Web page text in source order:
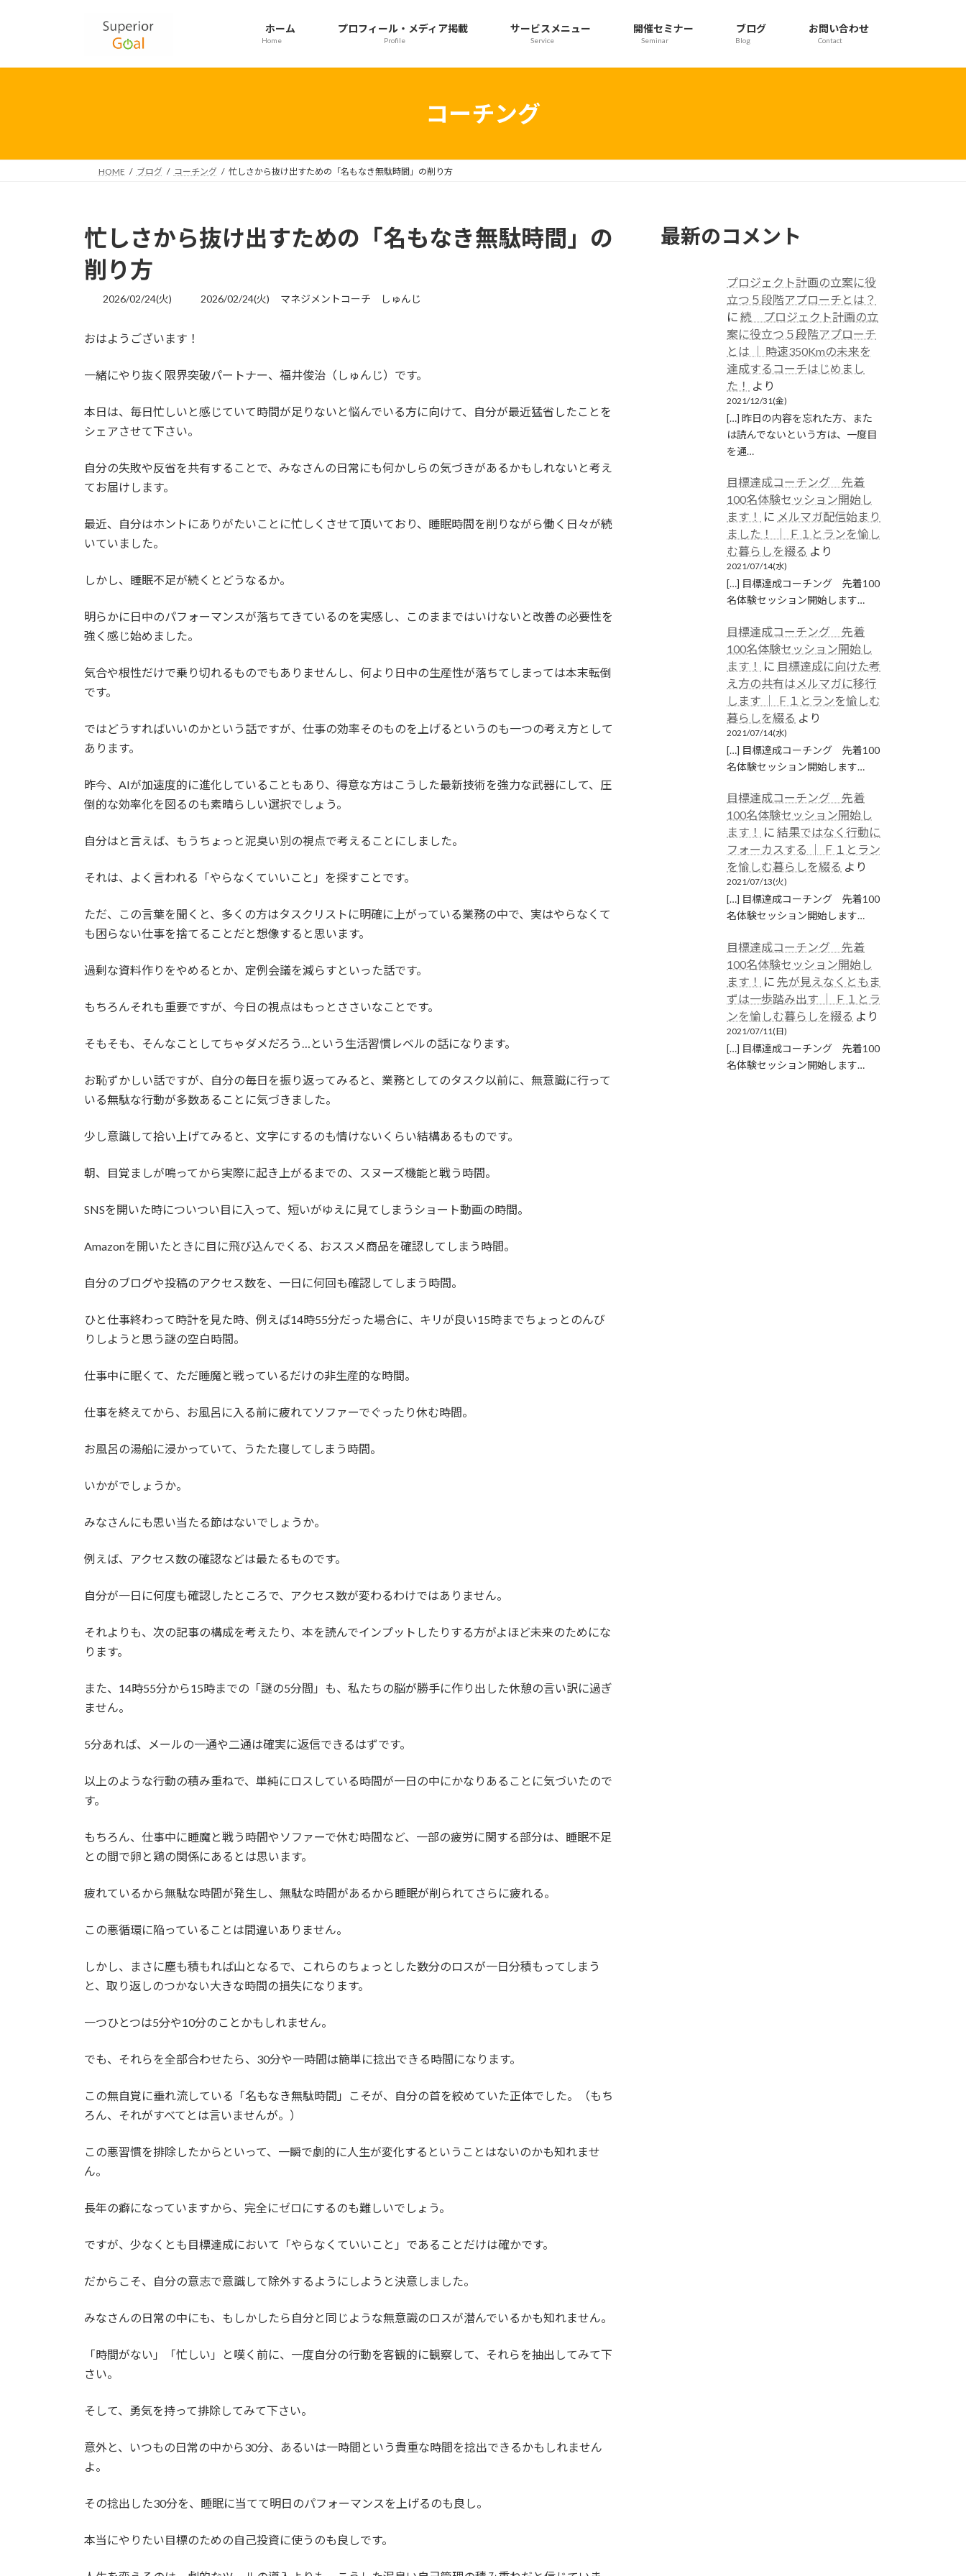
プ
動
ホーム
Home
プロフィール・メディア掲載
Profile
サービスメニュー
Service
開催セミナー
Seminar
ブログ
Blog
お問い合わせ
Contact
コーチング
HOME ブログ コーチング 忙しさから抜け出すための「名もなき無駄時間」の削り方
忙しさから抜け出すための「名もなき無駄時間」の
削り方
2026/02/24(火)
最
時
:
2026/02/24(火) マネジメントコーチ しゅんじ
おはようございます！
一緒にやり抜く限界突破パートナー、福井俊治（しゅんじ）です。
本日は、毎日忙しいと感じていて時間が足りないと悩んでいる方に向けて、自分が最近猛省したことを
シェアさせて下さい。
自分の失敗や反省を共有することで、みなさんの日常にも何かしらの気づきがあるかもしれないと考え
てお届けします。
最近、自分はホントにありがたいことに忙しくさせて頂いており、睡眠時間を削りながら働く日々が続
いていました。
しかし、睡眠不足が続くとどうなるか。
明らかに日中のパフォーマンスが落ちてきているのを実感し、このままではいけないと改善の必要性を
強く感じ始めました。
気合や根性だけで乗り切れるものでもありませんし、何より日中の生産性が落ちてしまっては本末転倒
です。
ではどうすればいいのかという話ですが、仕事の効率そのものを上げるというのも一つの考え方として
あります。
昨今、AIが加速度的に進化していることもあり、得意な方はこうした最新技術を強力な武器にして、圧
倒的な効率化を図るのも素晴らしい選択でしょう。
自分はと言えば、もうちょっと泥臭い別の視点で考えることにしました。
それは、よく言われる「やらなくていいこと」を探すことです。
ただ、この言葉を聞くと、多くの方はタスクリストに明確に上がっている業務の中で、実はやらなくて
も困らない仕事を捨てることだと想像すると思います。
過剰な資料作りをやめるとか、定例会議を減らすといった話です。
もちろんそれも重要ですが、今日の視点はもっとささいなことです。
そもそも、そんなことしてちゃダメだろう…という生活習慣レベルの話になります。
お恥ずかしい話ですが、自分の毎日を振り返ってみると、業務としてのタスク以前に、無意識に行って
いる無駄な行動が多数あることに気づきました。
少し意識して拾い上げてみると、文字にするのも情けないくらい結構あるものです。
朝、目覚ましが鳴ってから実際に起き上がるまでの、スヌーズ機能と戦う時間。
SNSを開いた時についつい目に入って、短いがゆえに見てしまうショート動画の時間。
Amazonを開いたときに目に飛び込んでくる、おススメ商品を確認してしまう時間。
自分のブログや投稿のアクセス数を、一日に何回も確認してしまう時間。
ひと仕事終わって時計を見た時、例えば14時55分だった場合に、キリが良い15時までちょっとのんび
りしようと思う謎の空白時間。
仕事中に眠くて、ただ睡魔と戦っているだけの非生産的な時間。
仕事を終えてから、お風呂に入る前に疲れてソファーでぐったり休む時間。
お風呂の湯船に浸かっていて、うたた寝してしまう時間。
いかがでしょうか。
みなさんにも思い当たる節はないでしょうか。
例えば、アクセス数の確認などは最たるものです。
自分が一日に何度も確認したところで、アクセス数が変わるわけではありません。
それよりも、次の記事の構成を考えたり、本を読んでインプットしたりする方がよほど未来のためにな
ります。
また、14時55分から15時までの「謎の5分間」も、私たちの脳が勝手に作り出した休憩の言い訳に過ぎ
ません。
5分あれば、メールの一通や二通は確実に返信できるはずです。
以上のような行動の積み重ねで、単純にロスしている時間が一日の中にかなりあることに気づいたので
す。
もちろん、仕事中に睡魔と戦う時間やソファーで休む時間など、一部の疲労に関する部分は、睡眠不足
との間で卵と鶏の関係にあるとは思います。
疲れているから無駄な時間が発生し、無駄な時間があるから睡眠が削られてさらに疲れる。
この悪循環に陥っていることは間違いありません。
しかし、まさに塵も積もれば山となるで、これらのちょっとした数分のロスが一日分積もってしまう
と、取り返しのつかない大きな時間の損失になります。
一つひとつは5分や10分のことかもしれません。
でも、それらを全部合わせたら、30分や一時間は簡単に捻出できる時間になります。
この無自覚に垂れ流している「名もなき無駄時間」こそが、自分の首を絞めていた正体でした。（もち
ろん、それがすべてとは言いませんが。）
この悪習慣を排除したからといって、一瞬で劇的に人生が変化するということはないのかも知れませ
ん。
長年の癖になっていますから、完全にゼロにするのも難しいでしょう。
ですが、少なくとも目標達成において「やらなくていいこと」であることだけは確かです。
だからこそ、自分の意志で意識して除外するようにしようと決意しました。
みなさんの日常の中にも、もしかしたら自分と同じような無意識のロスが潜んでいるかも知れません。
「時間がない」「忙しい」と嘆く前に、一度自分の行動を客観的に観察して、それらを抽出してみて下
さい。
そして、勇気を持って排除してみて下さい。
意外と、いつもの日常の中から30分、あるいは一時間という貴重な時間を捻出できるかもしれません
よ。
その捻出した30分を、睡眠に当てて明日のパフォーマンスを上げるのも良し。
本当にやりたい目標のための自己投資に使うのも良しです。
最新のコメント
プロジェクト計画の立案に役
立つ５段階アプローチとは？
に続 プロジェクト計画の立
案に役立つ５段階アプローチ
とは │ 時速350Kmの未来を
達成するコーチはじめまし
た！
より
2021/12/31(金)
[…] 昨日の内容を忘れた方、また
は読んでないという方は、一度目
を通…
目標達成コーチング 先着
100名体験セッション開始し
ます！
に メルマガ配信始まり
ました！ │ Ｆ１とランを愉し
む暮らしを綴る より
2021/07/14(水)
[…] 目標達成コーチング 先着100
名体験セッション開始します…
目標達成コーチング 先着
100名体験セッション開始し
ます！
に 目標達成に向けた考
え方の共有はメルマガに移行
します │ Ｆ１とランを愉しむ
暮らしを綴る より
2021/07/14(水)
[…] 目標達成コーチング 先着100
名体験セッション開始します…
目標達成コーチング 先着
100名体験セッション開始し
ます！
に結果ではなく行動に
フォーカスする │ Ｆ１とラン
を愉しむ暮らしを綴る より
2021/07/13(火)
[…] 目標達成コーチング 先着100
名体験セッション開始します…
目標達成コーチング 先着
100名体験セッション開始し
ます！
に先が見えなくともま
ずは一歩踏み出す │ Ｆ１とラ
ンを愉しむ暮らしを綴る より
2021/07/11(日)
[…] 目標達成コーチング 先着100
名体験セッション開始します…